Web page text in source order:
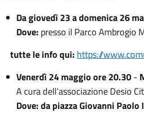
Da giovedì 23 a domenica 26
Dove: presso il Parco Ambrogio
tutte le info qui: https://
Venerdì 24 maggio ore 20.30-
A cura dell‘associazione Desio
Dove:da piazza Giovanni Paolo